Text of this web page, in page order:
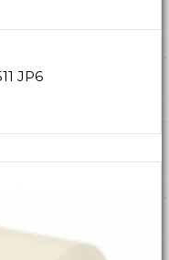
JP6